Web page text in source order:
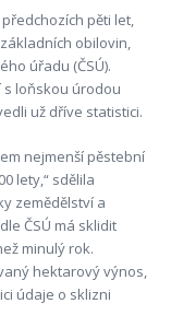
pěti let,
obilovin,
úřadu (ČSÚ).
loňskou úrodou
už dříve statistici.
nejmenší pěstební
lety,“ sdělila
zemědělství a
ČSÚ má sklidit
minulý rok.
hektarový výnos,
údaje o sklizni